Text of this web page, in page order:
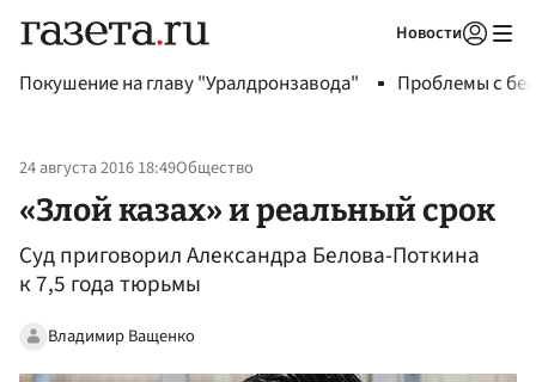
Новости
Покушение на главу "Уралдронзавода" Проблемы с
24 августа 2016 18:49Общество
«Злой казах» и реальный срок
Суд приговорил Александра Белова-Поткина
к 7,5 года тюрьмы
Владимир Ващенко